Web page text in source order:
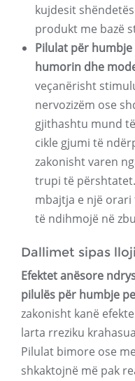
kujdesit
produkt me bazë
Pilulat për
humorin dhe
veçanërisht
nervozizëm ose
gjithashtu mund
cikle gjumi të
zakonisht varen
trupi të
mbajtja e një
të ndihmojë në
Dallimet sipas
Efektet anësore
pilulës për humbje
zakonisht kanë
larta rreziku
Pilulat bimore ose
shkaktojnë më pak